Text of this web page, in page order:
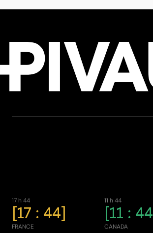
17 h 44
17 : 44
11 h 44
11 : 44
FRANCE
CANADA